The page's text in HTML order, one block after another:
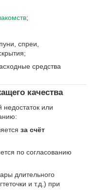
;
спреи,
средства
качества
или
за счёт
по согласованию
длительного
и т.д.) при